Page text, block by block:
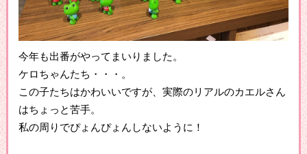
今年も出番がやってまいりました。
ケロちゃんたち・・・。
この子たちはかわいいですが、実際のリアルのカエルさん
はちょっと苦手。
私の周りでぴょんぴょんしないように！